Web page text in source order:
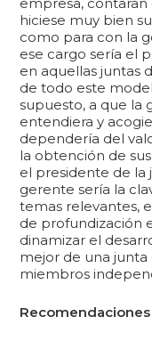
hiciese muy bien
como para con la
ese cargo sería el
en aquellas juntas
de todo este
supuesto, a que la
entendiera y
dependería del
la obtención de
el presidente de la
gerente sería la
temas relevantes,
de profundización
dinamizar el
mejor de una
miembros